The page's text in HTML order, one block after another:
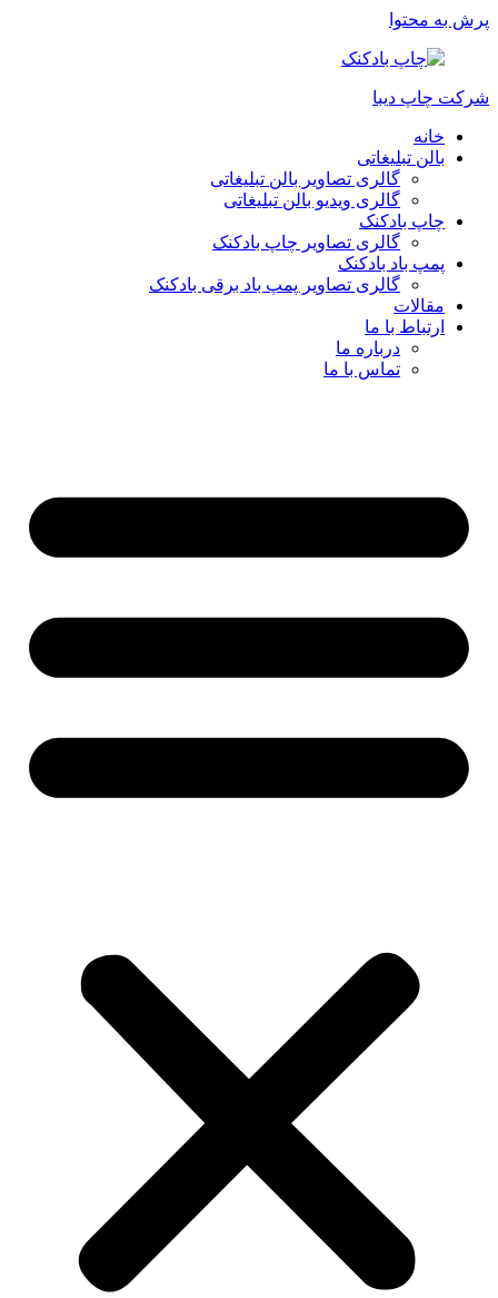
پرش به محتوا
شرکت چاپ دیبا
خانه
بالن تبلیغاتی
گالری تصاویر بالن تبلیغاتی
گالری ویدیو بالن تبلیغاتی
چاپ بادکنک
گالری تصاویر چاپ بادکنک
پمپ باد بادکنک
گالری تصاویر پمپ باد برقی بادکنک
مقالات
ارتباط با ما
درباره ما
تماس با ما